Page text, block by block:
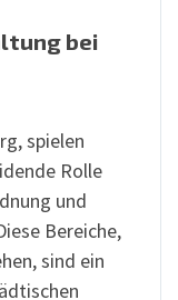
bei
spielen
Rolle
und
Bereiche,
sind ein